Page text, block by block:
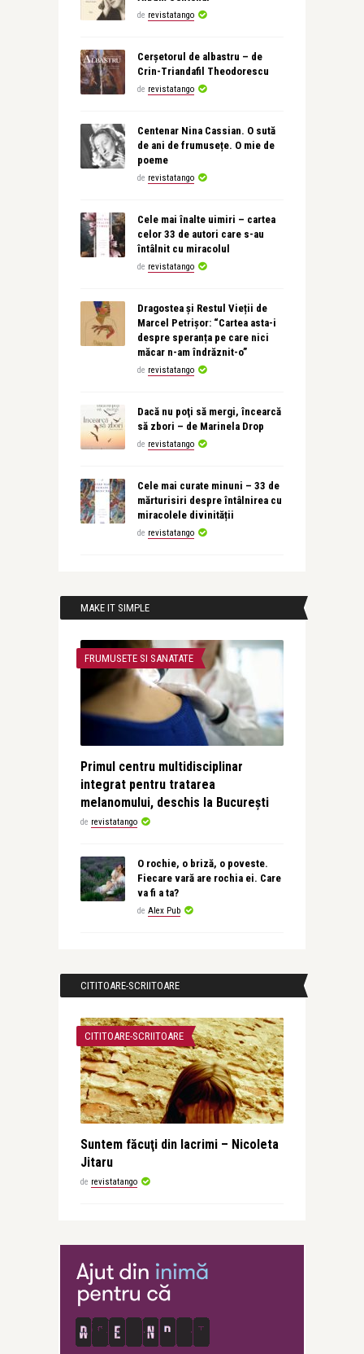
de revistatango
Cerșetorul de albastru – de
Crin-Triandafil Theodorescu
de revistatango
Centenar Nina Cassian. O sută
de ani de frumusețe. O mie de
poeme
de revistatango
Cele mai înalte uimiri – cartea
celor 33 de autori care s-au
întâlnit cu miracolul
de revistatango
Dragostea și Restul Vieții de
Marcel Petrișor: “Cartea asta-i
despre speranța pe care nici
măcar n-am îndrăznit-o”
de revistatango
Dacă nu poţi să mergi, încearcă
să zbori – de Marinela Drop
de revistatango
Cele mai curate minuni – 33 de
mărturisiri despre întâlnirea cu
miracolele divinității
de revistatango
MAKE IT SIMPLE
FRUMUSETE SI SANATATE
Primul centru multidisciplinar
integrat pentru tratarea
melanomului, deschis la București
de revistatango
O rochie, o briză, o poveste.
Fiecare vară are rochia ei. Care
va fi a ta?
de Alex Pub
CITITOARE-SCRIITOARE
CITITOARE-SCRIITOARE
Suntem făcuţi din lacrimi – Nicoleta
Jitaru
de revistatango